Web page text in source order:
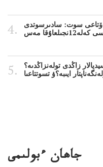
سوت: سادىرسوتدى
زاڭدى تولەنزاڭدىە؟
جاھان ءبولىمى